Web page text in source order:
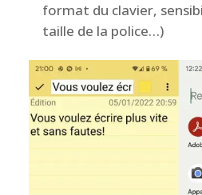
format du clavier,
taille de la police…)